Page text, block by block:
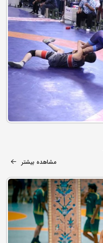
مشاهده بیشتر